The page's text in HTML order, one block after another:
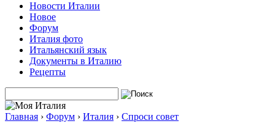
Новости Италии
Новое
Форум
Италия фото
Итальянский язык
Документы в Италию
Рецепты
Главная › Форум › Италия › Спроси совет